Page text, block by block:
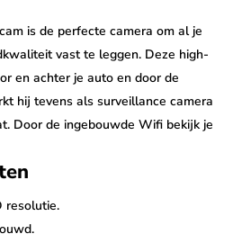
is de perfecte camera om al je
vast te leggen. Deze high-
en achter je auto en door de
hij tevens als surveillance camera
Door de ingebouwde Wifi bekijk je
bij.
resolutie.